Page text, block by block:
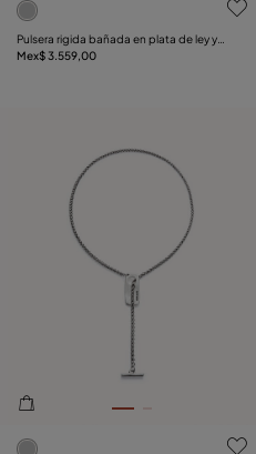
Pulsera rigida bañada en plata de ley y
dos tubos largos en extremos
Mex$ 3.559,00
3.6de 5 Valoración del